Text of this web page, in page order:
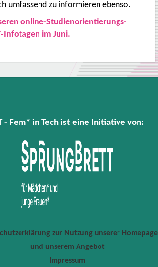
umfassend zu informieren ebenso.
online-Studienorientierungs-
Infotagen im Juni.
- Fem* in Tech ist eine Initiative von:
zur Nutzung unserer Homepage
und unserem Angebot
Impressum